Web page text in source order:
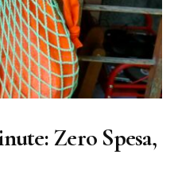
Zero Spesa,